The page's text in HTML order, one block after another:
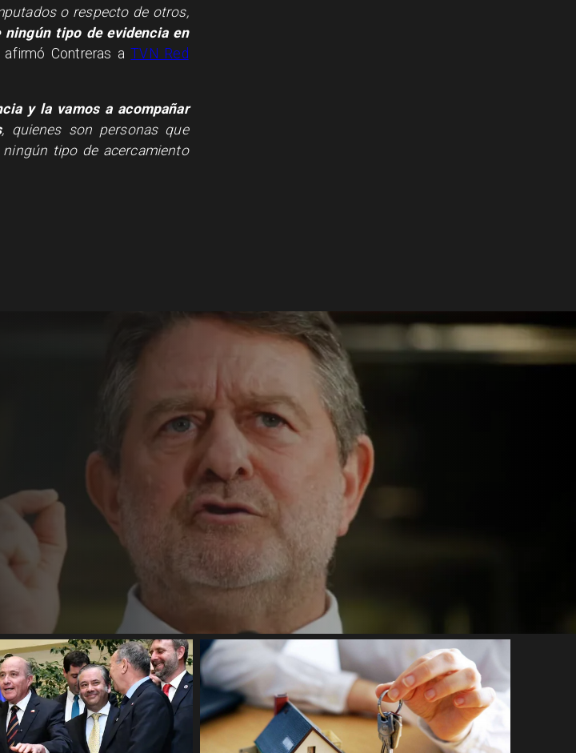
o respecto de otros,
ningún tipo de evidencia en
afirmó Contreras aTVN Red
y la vamos a acompañar
, quienes son personas que
tipo de acercamiento